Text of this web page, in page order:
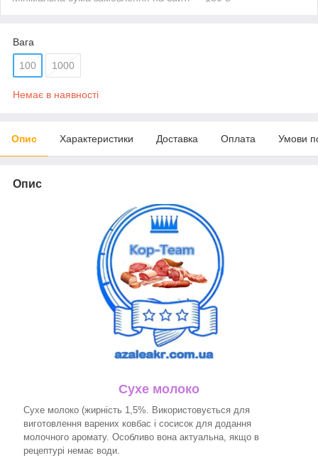
Вага
100 1000
Немає в наявності
Опис Характеристики Доставка Оплата Умови
Опис
Сухе молоко
Сухе молоко (жирність 1,5%. Використовується для
виготовлення варених ковбас і сосисок для додання
молочного аромату. Особливо вона актуальна, якщо в
рецептурі немає води.